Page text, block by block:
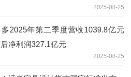
2025-08-25
2025年第二季度营收1039.8亿元
净利润327.1亿元
2025-08-25